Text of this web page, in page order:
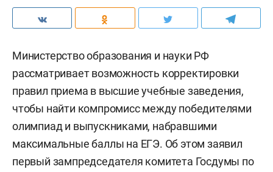
Министерство образования и науки РФ
рассматривает возможность корректировки
правил приема в высшие учебные заведения,
чтобы найти компромисс между победителями
олимпиад и выпускниками, набравшими
максимальные баллы на ЕГЭ. Об этом заявил
первый зампредседателя комитета Госдумы по